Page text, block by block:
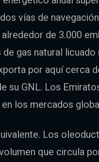
vías de
de 3.000
gas natural licuado
por aquí cerca
su GNL. Los
los mercados
Los
que circula